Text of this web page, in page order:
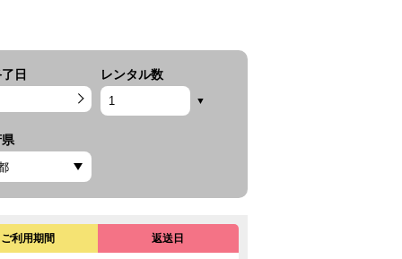
日 レンタル数
ご利用期間 返送日